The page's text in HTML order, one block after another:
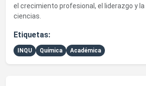
el crecimiento profesional, el liderazgo y la
ciencias.
Etiquetas:
INQU Química Académica